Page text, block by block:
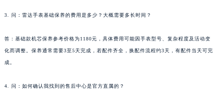
3. 问：雷达手表基础保养的费用是多少？大概需要多长时间？
答：基础款机芯保养参考价格为1180元，具体费用可能因手表型号、复杂程度及活动变
化而调整。保养通常需要3至5天完成，若配件齐全，换配件流程约3天，有配件当天可完
成。
4. 问：如何确认我找到的售后中心是官方直属的？